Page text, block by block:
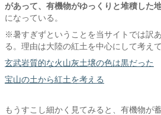
があって、有機物がゆっくりと堆積した
になっている。
※暑すぎずということを当サイトでは訳
る。理由は大陸の紅土を中心にして考え
玄武岩質的な火山灰土壌の色は黒だった
宝山の土から紅土を考える
もうすこし細かく見てみると、有機物が